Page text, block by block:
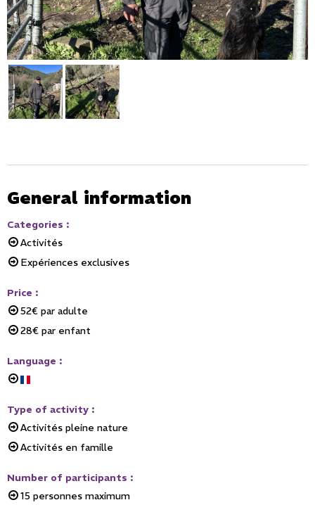
General information
Categories :
Activités
Expériences exclusives
Price :
52€ par adulte
28€ par enfant
Language :
Type of activity :
Activités pleine nature
Activités en famille
Number of participants :
15 personnes maximum